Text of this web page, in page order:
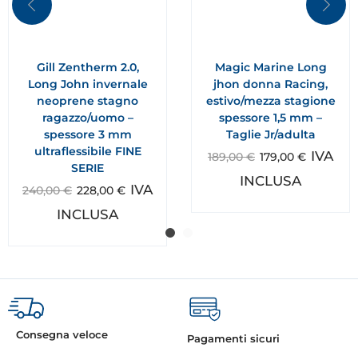
Gill Zentherm 2.0,
Long John invernale
neoprene stagno
ragazzo/uomo –
spessore 3 mm
ultraflessibile FINE
SERIE
240,00€ 228,00 € IVA
INCLUSA
Magic Marine Long
jhon donna Racing,
estivo/mezza stagione
spessore 1,5 mm –
Taglie Jr/adulta
189,00€ 179,00 € IVA
INCLUSA
Consegna veloce Pagamenti sicuri